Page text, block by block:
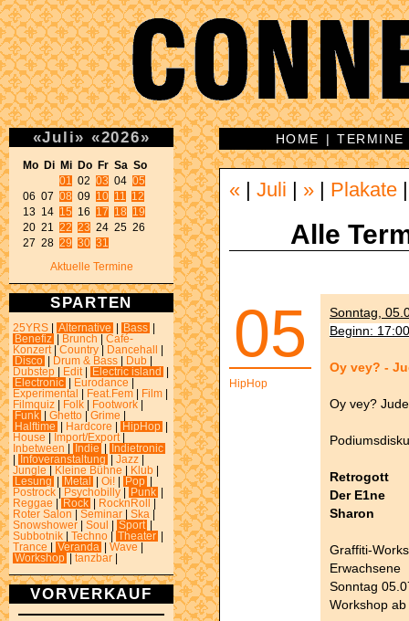
«Juli» «2026»
Mo Di Mi Do Fr Sa So
01
02 03 04 05
06 07 08 09 10 11
12
13 14 15 16 17 18
19
20 21 22 23 24 25 26
27 28 29 30 31
Aktuelle Termine
SPARTEN
25YRS Alternative Bass
Benefiz
Brunch
Café-
Konzert
Country Dancehall
Disco
Drum & Bass Dub
Dubstep
Edit Electric island
Electronic
Eurodance
Experimental
Feat.Fem Film
Filmquiz
Folk Footwork
Funk
Ghetto Grime
Halftime
Hardcore HipHop
House
Import/Export
Inbetween
Indie
Indietronic
Infoveranstaltung Jazz
Jungle
Kleine Bühne Klub
Lesung
Metal Oi! Pop
Postrock
Psychobilly Punk
Reggae
Rock RocknRoll
Roter Salon
Seminar Ska
Snowshower
Soul Sport
Subbotnik
Techno Theater
Trance
Veranda Wave
Workshop
tanzbar
VORVERKAUF
HOME |TERMINE
« Juli » Plakate
Alle
05
HipHop
Sonntag,
Beginn:
Oy vey? -
Oy vey?
Retrogott
Der E1ne
Sharon
Graffiti-
Erwachsene
Sonntag
Workshop